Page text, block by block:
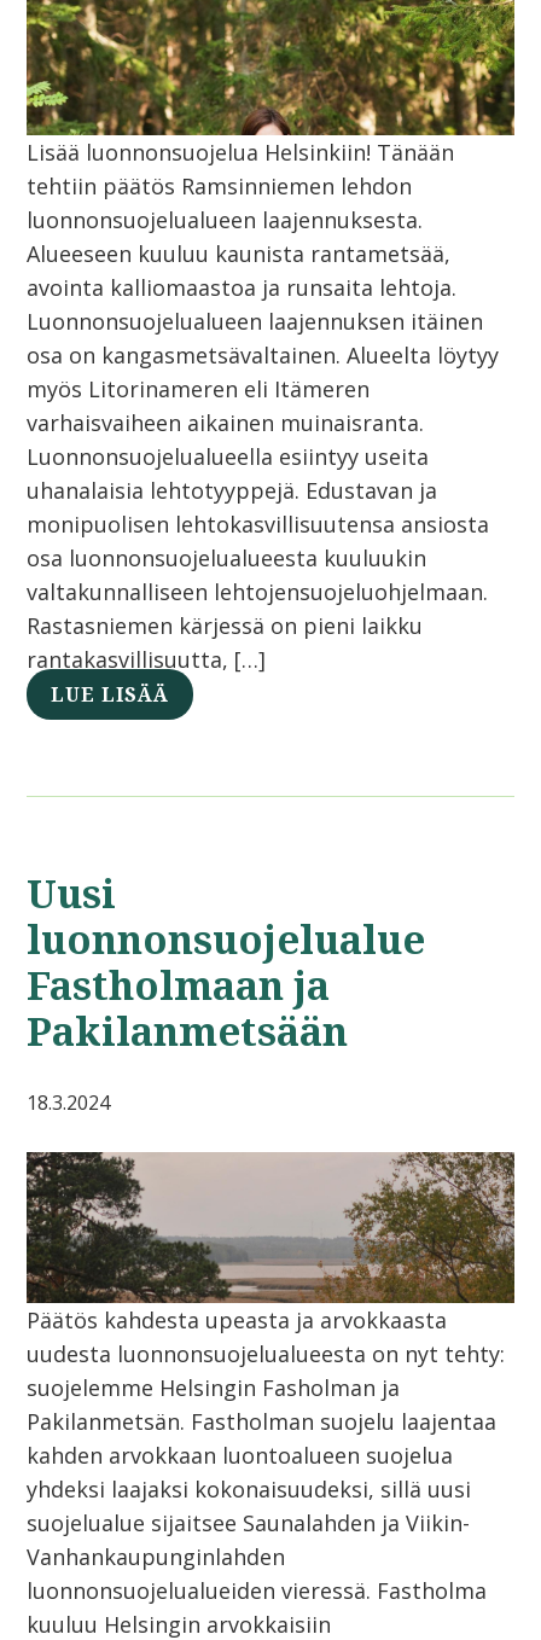
Lisää luonnonsuojelua Helsinkiin! Tänään
tehtiin päätös Ramsinniemen lehdon
luonnonsuojelualueen laajennuksesta.
Alueeseen kuuluu kaunista rantametsää,
avointa kalliomaastoa ja runsaita lehtoja.
Luonnonsuojelualueen laajennuksen itäinen
osa on kangasmetsävaltainen. Alueelta löytyy
myös Litorinameren eli Itämeren
varhaisvaiheen aikainen muinaisranta.
Luonnonsuojelualueella esiintyy useita
uhanalaisia lehtotyyppejä. Edustavan ja
monipuolisen lehtokasvillisuutensa ansiosta
osa luonnonsuojelualueesta kuuluukin
valtakunnalliseen lehtojensuojeluohjelmaan.
Rastasniemen kärjessä on pieni laikku
rantakasvillisuutta, […]
LUE LISÄÄ
Uusi
luonnonsuojelualue
Fastholmaan ja
Pakilanmetsään
18.3.2024
Päätös kahdesta upeasta ja arvokkaasta
uudesta luonnonsuojelualueesta on nyt tehty:
suojelemme Helsingin Fasholman ja
Pakilanmetsän. Fastholman suojelu laajentaa
kahden arvokkaan luontoalueen suojelua
yhdeksi laajaksi kokonaisuudeksi, sillä uusi
suojelualue sijaitsee Saunalahden ja Viikin-
Vanhankaupunginlahden
luonnonsuojelualueiden vieressä. Fastholma
kuuluu Helsingin arvokkaisiin